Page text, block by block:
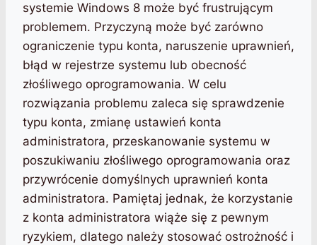
systemie Windows 8 może być frustrującym
problemem. Przyczyną może być zarówno
ograniczenie typu konta, naruszenie uprawnień,
błąd w rejestrze systemu lub obecność
złośliwego oprogramowania. W celu
rozwiązania problemu zaleca się sprawdzenie
typu konta, zmianę ustawień konta
administratora, przeskanowanie systemu w
poszukiwaniu złośliwego oprogramowania oraz
przywrócenie domyślnych uprawnień konta
administratora. Pamiętaj jednak, że korzystanie
z konta administratora wiąże się z pewnym
ryzykiem, dlatego należy stosować ostrożność i